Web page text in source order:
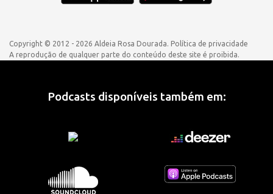
Copyright © 2012 - 2026 Aldeia Rosa Dourada. Política de privacidade
A reprodução de qualquer parte do conteúdo deste site é proibida.
Podcasts disponíveis também em: